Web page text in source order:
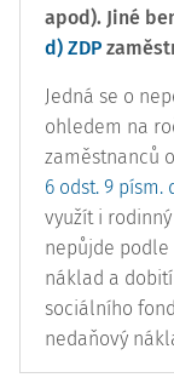
apod). Jiné
d) ZDP
Jedná se o
ohledem na
zaměstnanců
6 odst. 9 písm.
využít i
nepůjde podle
náklad a dobití
sociálního
nedaňový